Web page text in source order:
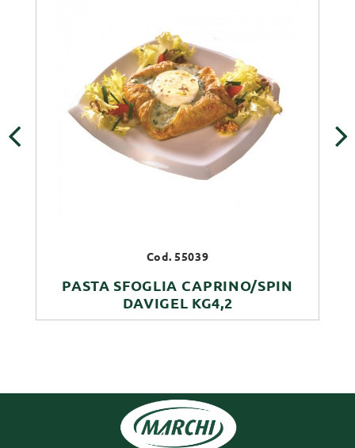
Cod. 55039
PASTA SFOGLIA CAPRINO/SPIN
DAVIGEL KG4,2